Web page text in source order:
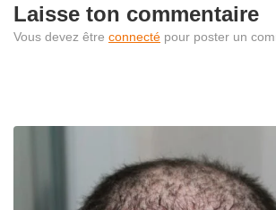
Laisse ton commentaire
Vous devez être connecté pour poster un